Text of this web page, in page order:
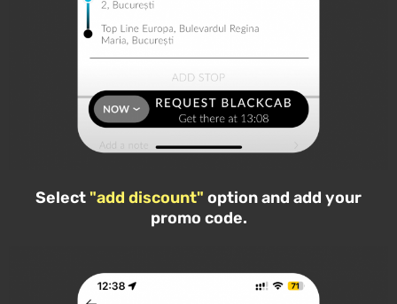
Select "add discount" option and add your
promo code.